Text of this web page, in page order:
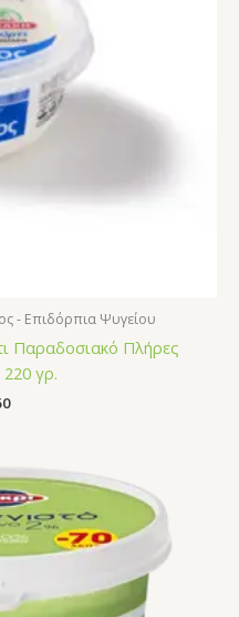
- Επιδόρπια Ψυγείου
Παραδοσιακό Πλήρες
γρ.